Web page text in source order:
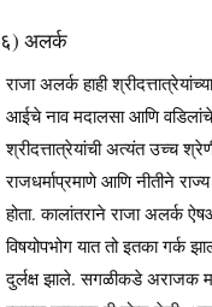
६) अलर्क
राजा अलर्क हाही
आईचे नाव मदालसा आणि
श्रीदत्तात्रेयांची अत्यंत उच्च
राजधर्माप्रमाणे आणि नीतीने
होता. कालांतराने राजा अलर्क
विषयोपभोग यात तो इतका गर्क
दुर्लक्ष झाले. सगळीकडे अराजक